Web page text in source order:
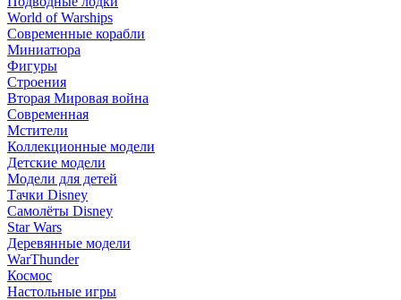
World of Warships
Современные корабли
Миниатюра
Фигуры
Строения
Вторая Мировая война
Современная
Мстители
Коллекционные модели
Детские модели
Модели для детей
Тачки Disney
Самолёты Disney
Star Wars
Деревянные модели
WarThunder
Космос
Настольные игры